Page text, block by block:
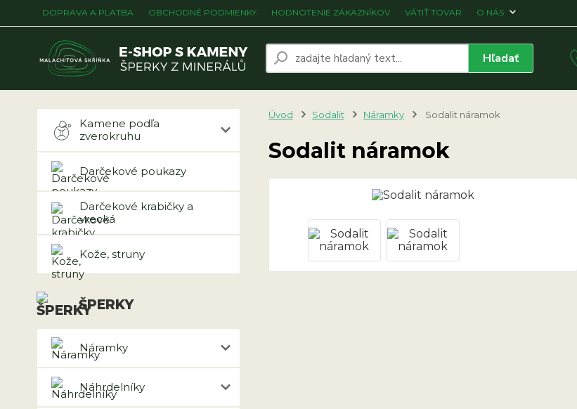
DOPRAVA A PLATBA OBCHODNÉ PODMIENKY HODNOTENIE ZÁKAZNÍKOV VÁTIŤ TOVAR O NÁS
Hľadať
Kamene podľa
zverokruhu
Darčekové poukazy
Darčekové krabičky a
vrecká
Kože, struny
ŠPERKY
Náramky
Náhrdelníky
Úvod Sodalit Náramky Sodalit náramok
Sodalit náramok